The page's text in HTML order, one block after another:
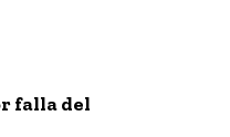
falla del